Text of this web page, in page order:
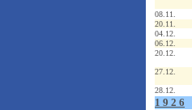
08.11.
20.11.
04.12.
06.12.
20.12.
27.12.
28.12.
1 9 2 6